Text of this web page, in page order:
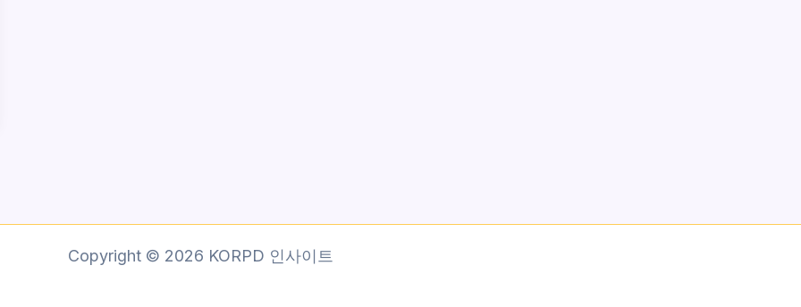
Copyright © 2026 KORPD 인사이트